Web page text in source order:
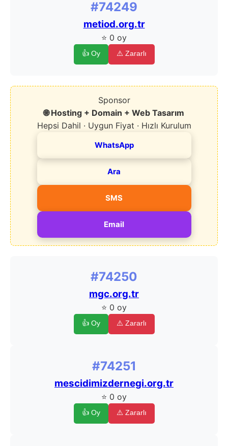
#74249
metiod.org.tr
⭐ 0 oy
👍 Oy ⚠️ Zararlı
Sponsor
🌐 Hosting + Domain + Web Tasarım
Hepsi Dahil · Uygun Fiyat · Hızlı Kurulum
WhatsApp
Ara
SMS
Email
#74250
mgc.org.tr
⭐ 0 oy
👍 Oy ⚠️ Zararlı
#74251
mescidimizdernegi.org.tr
⭐ 0 oy
👍 Oy ⚠️ Zararlı